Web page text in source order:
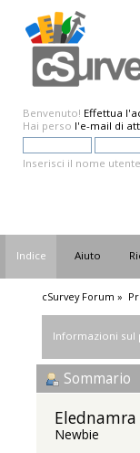
Benvenuto! Effettua
Hai perso l'e-mail di
Inserisci il nome
Indice Aiuto
cSurvey Forum »
Informazioni sul
Sommario
Elednamra
Newbie